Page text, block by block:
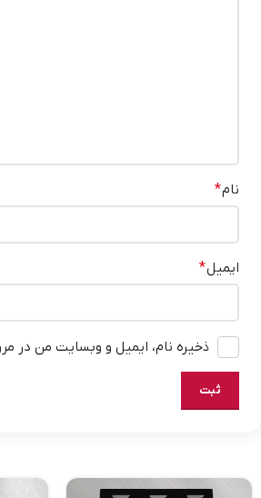
نام*
ایمیل*
ذخیره نام، ایمیل و وبسایت من در